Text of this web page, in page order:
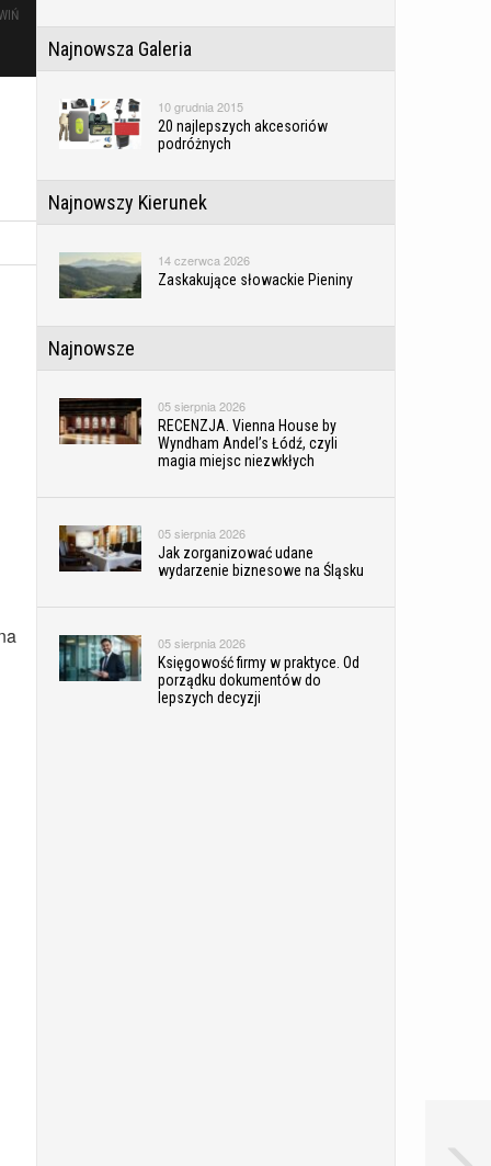
Najnowsza Galeria
10 grudnia 2015
20 najlepszych akcesoriów
podróżnych
Najnowszy Kierunek
14 czerwca 2026
Zaskakujące słowackie Pieniny
Najnowsze
05 sierpnia 2026
RECENZJA. Vienna House by
Wyndham Andel’s Łódź, czyli
magia miejsc niezwkłych
05 sierpnia 2026
Jak zorganizować udane
wydarzenie biznesowe na Śląsku
05 sierpnia 2026
Księgowość firmy w praktyce. Od
porządku dokumentów do
lepszych decyzji